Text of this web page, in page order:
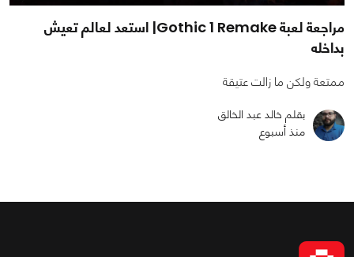
مراجعة لعبة Gothic 1 Remake| استعد لعالم تعيش
بداخله
ممتعة ولكن ما زالت عتيقة
بقلم خالد عبد الخالق
منذ أسبوع